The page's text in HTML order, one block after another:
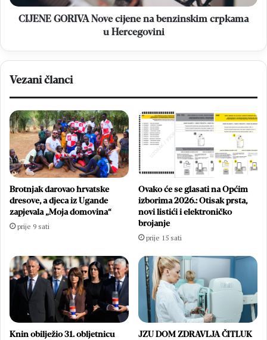
Hercegovini
CIJENE GORIVA Nove cijene na benzinskim crpkama
u Hercegovini
Vezani članci
Brotnjak darovao hrvatske
dresove, a djeca iz Ugande
zapjevala „Moja domovina“
prije 9 sati
Ovako će se glasati na Općim
izborima 2026.: Otisak prsta,
novi listići i elektroničko
brojanje
prije 15 sati
Knin obilježio 31. obljetnicu
JZU DOM ZDRAVLJA ČITLUK